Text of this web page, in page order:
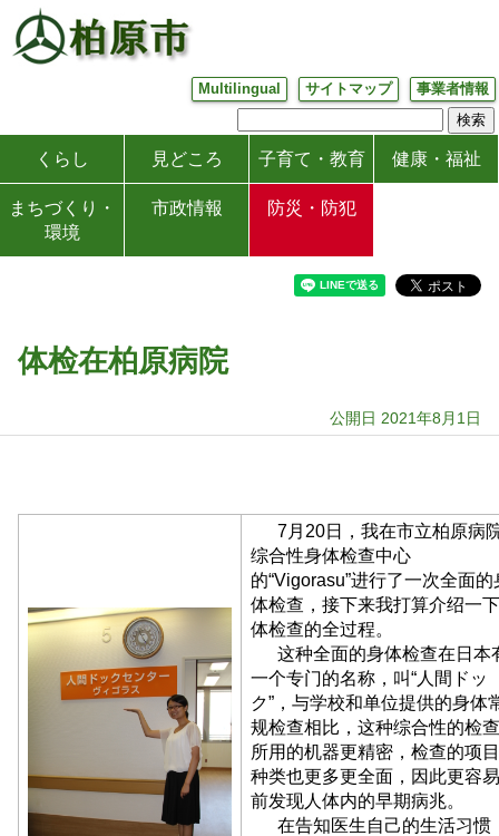
Multilingual サイトマップ 事業者情報
くらし 見どころ 子育て・教育 健康・福祉
まちづくり・
環境
市政情報 防災・防犯
体检在柏原病院
公開日 2021年8月1日
7月20日，我在市立柏原病
综合性身体检查中心
的“Vigorasu”进行了一次全面的
体检查，接下来我打算介绍一
体检查的全过程。
这种全面的身体检查在日本
一个专门的名称，叫“人間ドッ
ク”，与学校和单位提供的身体
规检查相比，这种综合性的检
所用的机器更精密，检查的项
种类也更多更全面，因此更容
前发现人体内的早期病兆。
在告知医生自己的生活习惯